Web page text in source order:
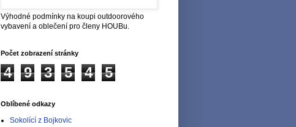
Výhodné podmínky na koupi outdoorového
vybavení a oblečení pro členy HOUBu.
Počet zobrazení stránky
4 9 3 5 4 5
Oblíbené odkazy
Sokolící z Bojkovic